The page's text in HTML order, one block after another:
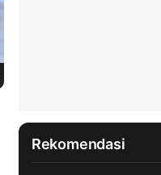
Rekomendasi